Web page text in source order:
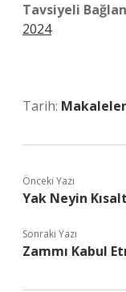
Tavsiyeli
2024
Tarih: Makaleler
Önceki Yazı
Yak Neyin
Sonraki Yazı
Zammı Kabul